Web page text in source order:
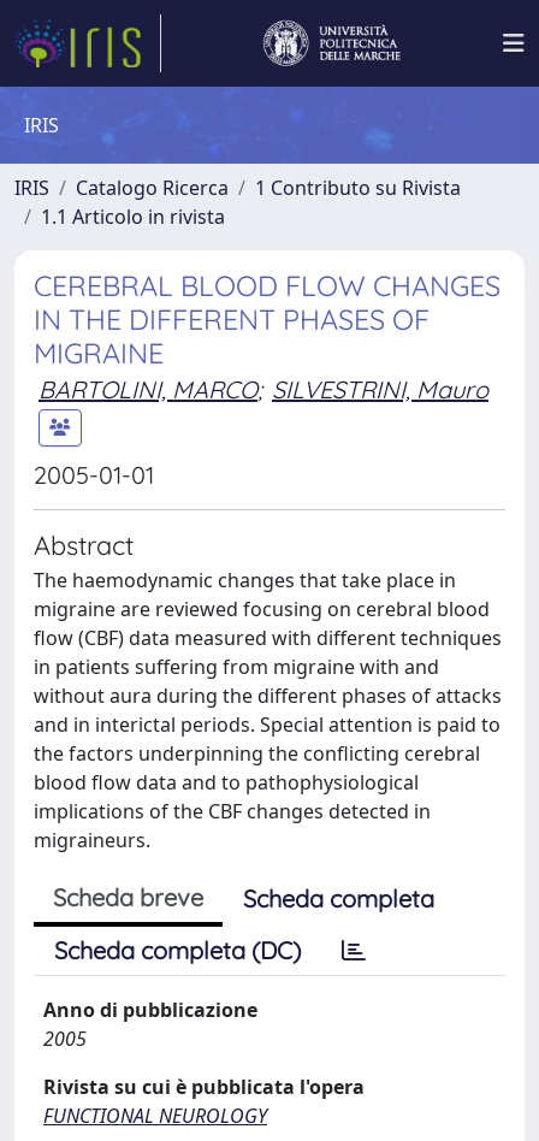
IRIS
IRIS Catalogo Ricerca
1 Contributo su Rivista
1.1 Articolo in rivista
CEREBRAL BLOOD FLOW CHANGES
IN THE DIFFERENT PHASES OF
MIGRAINE
BARTOLINI, MARCO; SILVESTRINI, Mauro
2005-01-01
Abstract
The haemodynamic changes that take place in
migraine are reviewed focusing on cerebral blood
flow (CBF) data measured with different techniques
in patients suffering from migraine with and
without aura during the different phases of attacks
and in interictal periods. Special attention is paid to
the factors underpinning the conflicting cerebral
blood flow data and to pathophysiological
implications of the CBF changes detected in
migraineurs.
Scheda breve
Scheda completa
Scheda completa (DC)
Anno di pubblicazione
2005
Rivista su cui è pubblicata l'opera
FUNCTIONAL NEUROLOGY